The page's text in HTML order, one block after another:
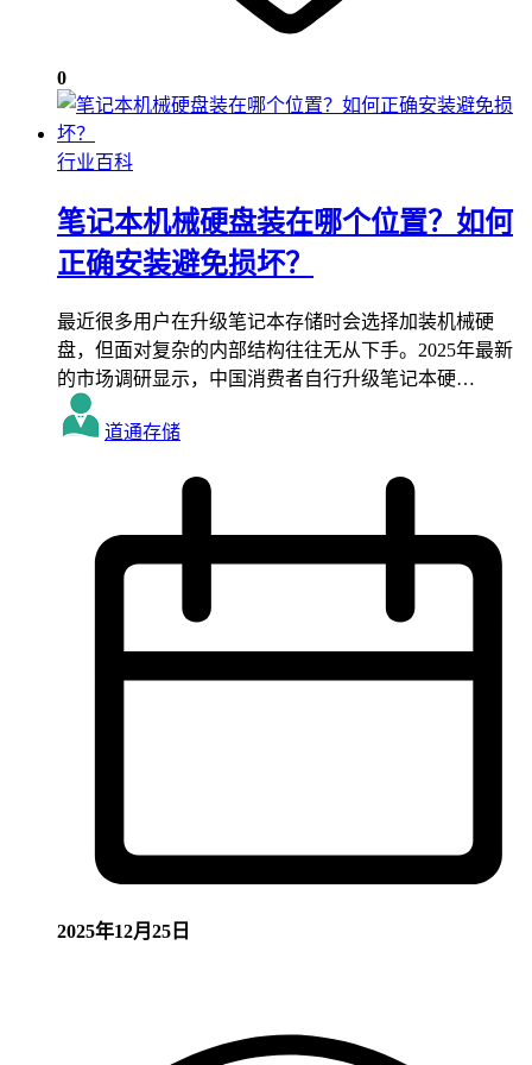
0
行业百科
笔记本机械硬盘装在哪个位置？如何
正确安装避免损坏？
最近很多用户在升级笔记本存储时会选择加装机械硬
盘，但面对复杂的内部结构往往无从下手。2025年最新
的市场调研显示，中国消费者自行升级笔记本硬…
道通存储
2025年12月25日